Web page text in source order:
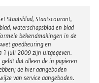
Staatsblad, Staatscourant,
waterschapsblad en blad
bekendmakingen in de
goedkeuring en
1 juli 2009 zijn uitgegeven.
dat alleen de in papieren
de hier aangeboden
van service aangeboden.